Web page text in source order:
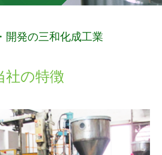
開発の三和化成工業
社の特徴